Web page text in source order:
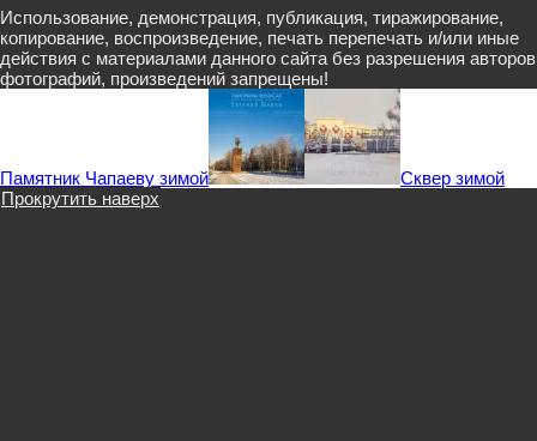
Использование, демонстрация, публикация, тиражирование,
копирование, воспроизведение, печать перепечать и/или иные
действия с материалами данного сайта без разрешения авторов
фотографий, произведений запрещены!
Памятник Чапаеву зимой
Сквер зимой
Прокрутить наверх